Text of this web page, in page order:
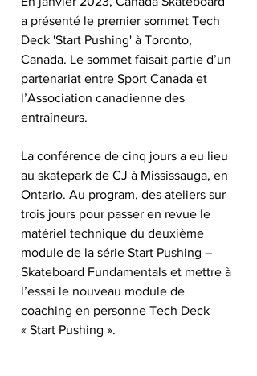
a présenté le premier sommet Tech
Deck 'Start Pushing' à Toronto,
Canada. Le sommet faisait partie d’un
partenariat entre Sport Canada et
l’Association canadienne des
entraîneurs.
La conférence de cinq jours a eu lieu
au skatepark de CJ à Mississauga, en
Ontario. Au program, des ateliers sur
trois jours pour passer en revue le
matériel technique du deuxième
module de la série Start Pushing –
Skateboard Fundamentals et mettre à
l’essai le nouveau module de
coaching en personne Tech Deck
« Start Pushing ».